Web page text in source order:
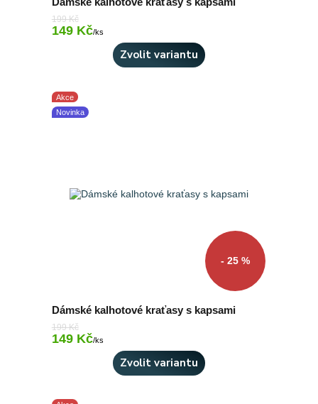
199 Kč
149 Kč/ks
Zvolit variantu
Akce
Novinka
- 25 %
Dámské kalhotové kraťasy s kapsami
199 Kč
149 Kč/ks
Zvolit variantu